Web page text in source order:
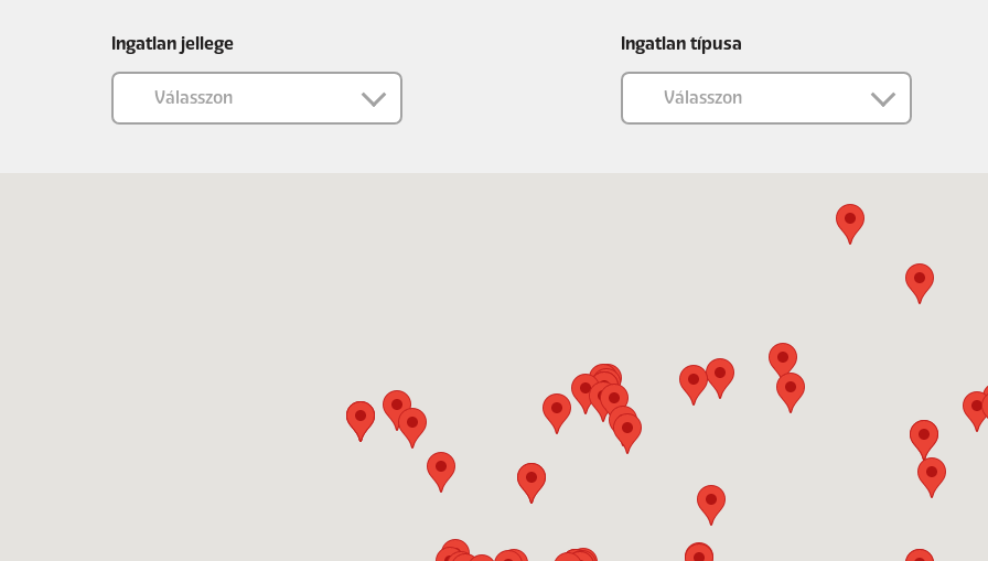
Ingatlan jellege Ingatlan típusa